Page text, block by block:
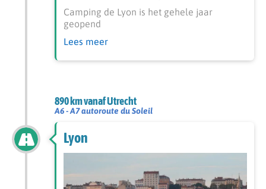
Camping de Lyon is het gehele jaar
geopend
Lees meer
890 km vanaf Utrecht
A6 - A7 autoroute du Soleil
Lyon